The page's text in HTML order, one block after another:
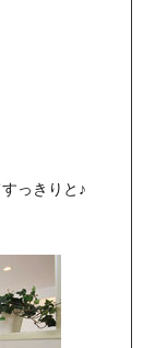
っきりと♪